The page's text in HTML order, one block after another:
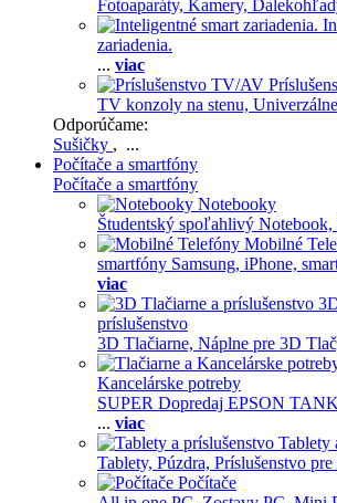
Fotoaparáty, Kamery,
zariadenia.
... viac
TV konzoly na stenu,
Odporúčame:
Sušičky , ...
Počítače a smartfóny
Počítače a smartfóny
Notebooky
Študentský spoľahlivý Notebook,
Mobilné
smartfóny Samsung, iPhone,
viac
príslušenstvo
3D Tlačiarne, Náplne pre 3D
Kancelárske potreby
SUPER Dopredaj EPSON
... viac
Tablety
Tablety, Púzdra, Príslušenstvo pre
Počítače